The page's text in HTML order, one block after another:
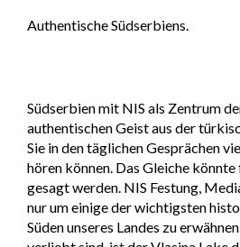
Authentische Südserbiens.
Südserbien mit NIS als Zentrum
authentischen Geist aus der
Sie in den täglichen Gesprächen
hören können. Das Gleiche
gesagt werden. NIS Festung,
nur um einige der wichtigsten
Süden unseres Landes zu